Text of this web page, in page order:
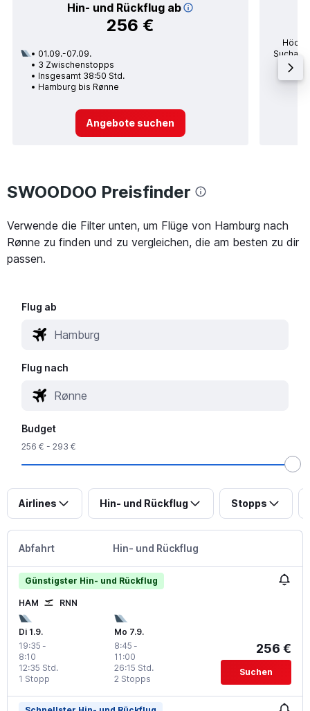
Hin- und Rückflug ab
256 €
01.09.-07.09.
3 Zwischenstopps
Insgesamt 38:50 Std.
Hamburg bis Rønne
Angebote suchen
SWOODOO Preisfinder
Verwende die Filter unten, um Flüge von Hamburg nach
Rønne zu finden und zu vergleichen, die am besten zu dir
passen.
Flug ab
Flug nach
Budget
256 € - 293 €
Airlines Hin- und Rückflug Stopps
Abfahrt Hin- und Rückflug
Günstigster Hin- und Rückflug
HAM RNN
Di 1.9.
19:35 -
8:10
1 Stopp
12:35 Std.
Mo 7.9.
8:45 -
11:00
2 Stopps
26:15 Std.
256 €
Suchen